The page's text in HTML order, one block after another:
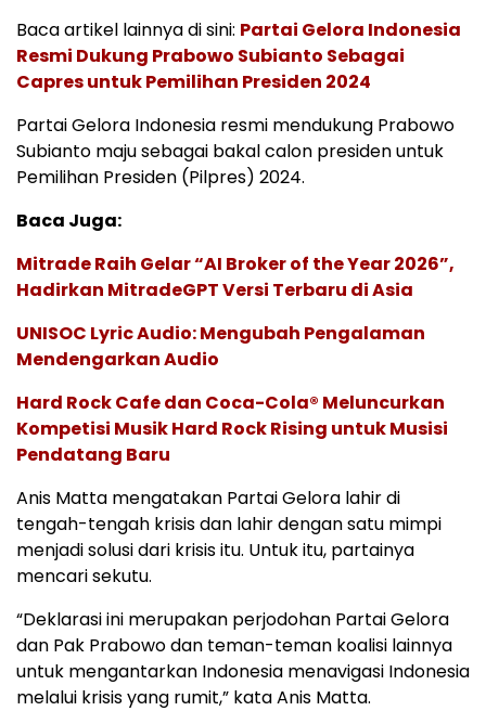
Baca artikel lainnya di sini: Partai Gelora Indonesia
Resmi Dukung Prabowo Subianto Sebagai
Capres untuk Pemilihan Presiden 2024
Partai Gelora Indonesia resmi mendukung Prabowo
Subianto maju sebagai bakal calon presiden untuk
Pemilihan Presiden (Pilpres) 2024.
Baca Juga:
Mitrade Raih Gelar “AI Broker of the Year 2026”,
Hadirkan MitradeGPT Versi Terbaru di Asia
UNISOC Lyric Audio: Mengubah Pengalaman
Mendengarkan Audio
Hard Rock Cafe dan Coca-Cola® Meluncurkan
Kompetisi Musik Hard Rock Rising untuk Musisi
Pendatang Baru
Anis Matta mengatakan Partai Gelora lahir di
tengah-tengah krisis dan lahir dengan satu mimpi
menjadi solusi dari krisis itu. Untuk itu, partainya
mencari sekutu.
“Deklarasi ini merupakan perjodohan Partai Gelora
dan Pak Prabowo dan teman-teman koalisi lainnya
untuk mengantarkan Indonesia menavigasi Indonesia
melalui krisis yang rumit,” kata Anis Matta.